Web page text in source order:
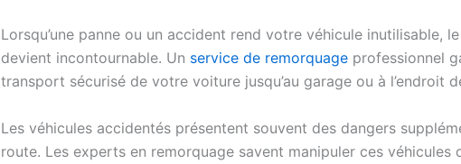
Lorsqu’une panne ou un accident rend votre véhicule inutilisable,
devient incontournable. Un service de remorquage professionnel
transport sécurisé de votre voiture jusqu’au garage ou à l’endroit
Les véhicules accidentés présentent souvent des dangers
route. Les experts en remorquage savent manipuler ces véhicules